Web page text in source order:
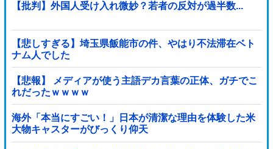
【批判】外国人受け入れ微妙？若者の反対が過半数...
【悲しすぎる】埼玉県飯能市の件、やはり不法滞在ベト
ナム人でした
【悲報】 メディアが使う主語デカ言葉の正体、ガチでこ
れだったｗｗｗｗ
海外「本当にすごい！」日本が清潔な理由を体験した米
大物キャスターがびっくり仰天